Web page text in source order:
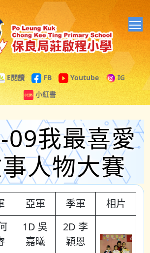
E閱讀 FB Youtube
IG
小紅書
09我最喜愛
人物大賽
亞軍 季軍
相片
1D 吳
嘉曦
2D 李
穎恩